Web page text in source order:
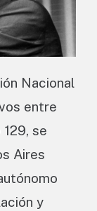
Nacional
entre
se
Aires
y